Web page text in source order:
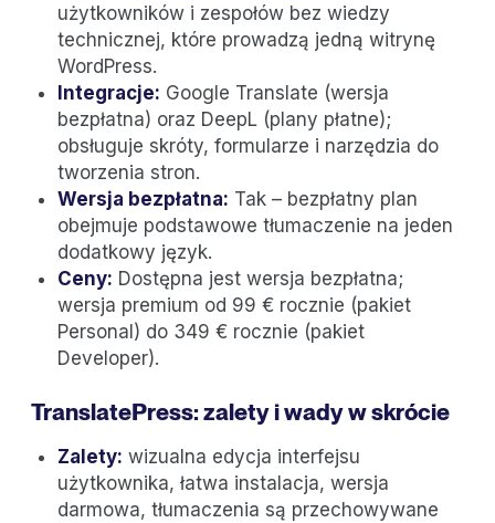
użytkowników i zespołów bez wiedzy
technicznej, które prowadzą jedną witrynę
WordPress.
Integracje: Google Translate (wersja
bezpłatna) oraz DeepL (plany płatne);
obsługuje skróty, formularze i narzędzia do
tworzenia stron.
Wersja bezpłatna: Tak – bezpłatny plan
obejmuje podstawowe tłumaczenie na jeden
dodatkowy język.
Ceny: Dostępna jest wersja bezpłatna;
wersja premium od 99 € rocznie (pakiet
Personal) do 349 € rocznie (pakiet
Developer).
TranslatePress: zalety i wady w skrócie
Zalety: wizualna edycja interfejsu
użytkownika, łatwa instalacja, wersja
darmowa, tłumaczenia są przechowywane